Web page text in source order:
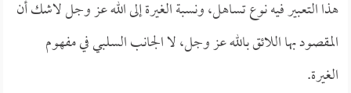
هذا التعبير فيه نوع تساهل، ونسبة الغيرة إلى الله عز وجل لاشك أن
المقصود بها اللائق بالله عز وجل، لا الجانب السلبي في مفهوم
الغيرة.